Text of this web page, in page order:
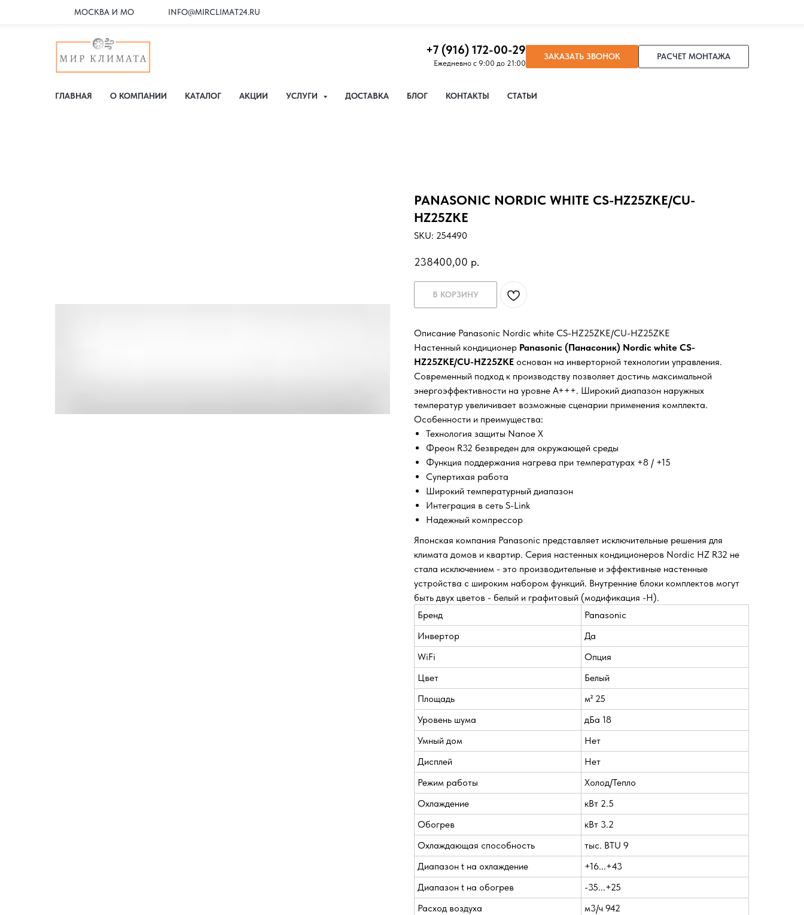
МОСКВА И МО INFO@MIRCLIMAT24.RU
+7 (916) 172-00-29
Ежедневно с 9:00 до 21:00
ЗАКАЗАТЬ ЗВОНОК РАСЧЕТ МОНТАЖА
ГЛАВНАЯ О КОМПАНИИ КАТАЛОГ АКЦИИ УСЛУГИ ДОСТАВКА БЛОГ КОНТАКТЫ СТАТЬИ
PANASONIC NORDIC WHITE CS-HZ25ZKE/CU-
HZ25ZKE
SKU: 254490
238400,00 р.
В КОРЗИНУ
Описание Panasonic Nordic white CS-HZ25ZKE/CU-HZ25ZKE
Настенный кондиционер Panasonic (Панасоник) Nordic white CS-
HZ25ZKE/CU-HZ25ZKE основан на инверторной технологии управления.
Современный подход к производству позволяет достичь максимальной
энергоэффективности на уровне А+++. Широкий диапазон наружных
температур увеличивает возможные сценарии применения комплекта.
Особенности и преимущества:
Технология защиты Nanoe X
Фреон R32 безвреден для окружающей среды
Функция поддержания нагрева при температурах +8 / +15
Супертихая работа
Широкий температурный диапазон
Интеграция в сеть S-Link
Надежный компрессор
Японская компания Panasonic представляет исключительные решения для
климата домов и квартир. Серия настенных кондиционеров Nordic HZ R32 не
стала исключением - это производительные и эффективные настенные
устройства с широким набором функций. Внутренние блоки комплектов могут
быть двух цветов - белый и графитовый (модификация -H).
Бренд
Panasonic
Инвертор
Да
WiFi
Опция
Цвет
Белый
Площадь
м² 25
Уровень шума
дБа 18
Умный дом
Нет
Дисплей
Нет
Режим работы
Холод/Тепло
Охлаждение
кВт 2.5
Обогрев
кВт 3.2
Охлаждающая способность
тыс. BTU 9
Диапазон t на охлаждение
+16...+43
Диапазон t на обогрев
-35...+25
Расход воздуха
м3/ч 942